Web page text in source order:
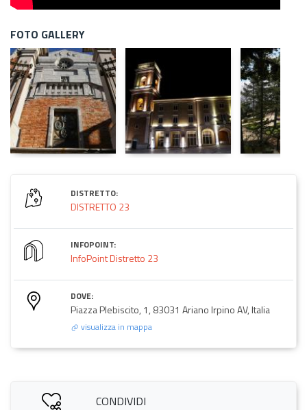
FOTO GALLERY
DISTRETTO:
DISTRETTO 23
INFOPOINT:
InfoPoint Distretto 23
DOVE:
Piazza Plebiscito, 1, 83031 Ariano Irpino AV, Italia
visualizza in mappa
CONDIVIDI